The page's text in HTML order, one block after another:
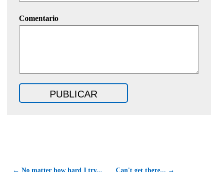
Comentario
← No matter how hard I try... Can't get there... →